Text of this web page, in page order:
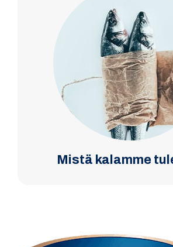
Mistä kalamme